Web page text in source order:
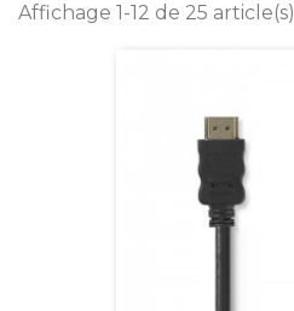
Affichage 1-12 de 25 article(s)